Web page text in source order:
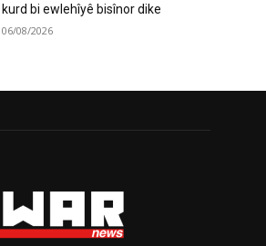
kurd bi ewlehîyê bisînor dike
06/08/2026